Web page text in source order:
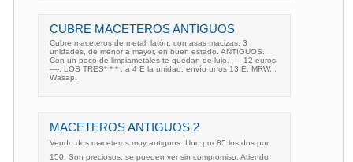
CUBRE MACETEROS ANTIGUOS
Cubre maceteros de metal, latón, con asas macizas, 3
unidades, de menor a mayor, en buen estado. ANTIGUOS.
Con un poco de limpiametales te quedan de lujo. ---- 12 euros
----. LOS TRES* * * , a 4 E la unidad. envío unos 13 E, MRW. ,
Wasap.
MACETEROS ANTIGUOS 2
Vendo dos maceteros muy antiguos. Uno por 85 los dos por
150. Son preciosos, se pueden ver sin compromiso. Atiendo